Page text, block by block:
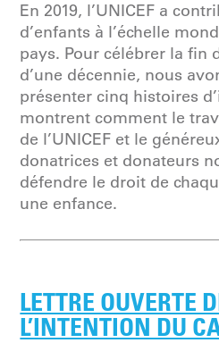
En 2019, l’UNICEF a
d’enfants à l’échelle
pays. Pour célébrer la fin
d’une décennie, nous
présenter cinq histoires
montrent comment le
de l’UNICEF et le
donatrices et donateurs
défendre le droit de
une enfance.
LETTRE OUVERTE
L’INTENTION DU